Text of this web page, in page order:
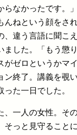
らなかったです。
んねという顔をさ
、違う言語に聞こ
ました。「もう懲
がゼロというかマ
ン終了。講義を覗
た一日でした。
、一人の女性。そ
そっと見守ること